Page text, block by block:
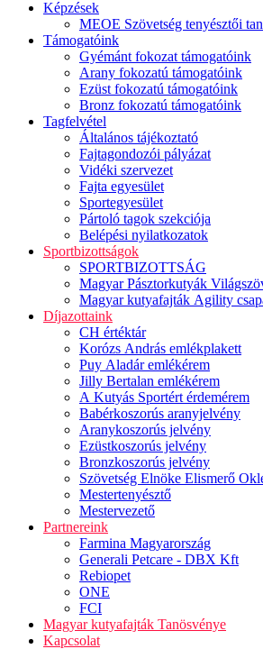
Képzések
MEOE Szövetség tenyésztői
Támogatóink
Gyémánt fokozat támogatóink
Arany fokozatú támogatóink
Ezüst fokozatú támogatóink
Bronz fokozatú támogatóink
Tagfelvétel
Általános tájékoztató
Fajtagondozói pályázat
Vidéki szervezet
Fajta egyesület
Sportegyesület
Pártoló tagok szekciója
Belépési nyilatkozatok
Sportbizottságok
SPORTBIZOTTSÁG
Magyar Pásztorkutyák
Magyar kutyafajták Agility
Díjazottaink
CH értéktár
Korózs András emlékplakett
Puy Aladár emlékérem
Jilly Bertalan emlékérem
A Kutyás Sportért érdemérem
Babérkoszorús aranyjelvény
Aranykoszorús jelvény
Ezüstkoszorús jelvény
Bronzkoszorús jelvény
Szövetség Elnöke Elismerő
Mestertenyésztő
Mestervezető
Partnereink
Farmina Magyarország
Generali Petcare - DBX Kft
Rebiopet
ONE
FCI
Magyar kutyafajták Tanösvénye
Kapcsolat